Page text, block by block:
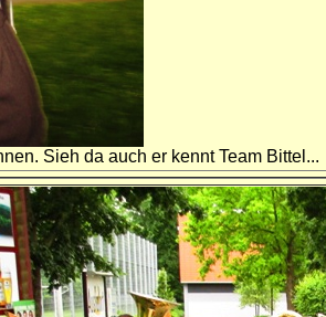
Sieh da auch er kennt Team Bittel...